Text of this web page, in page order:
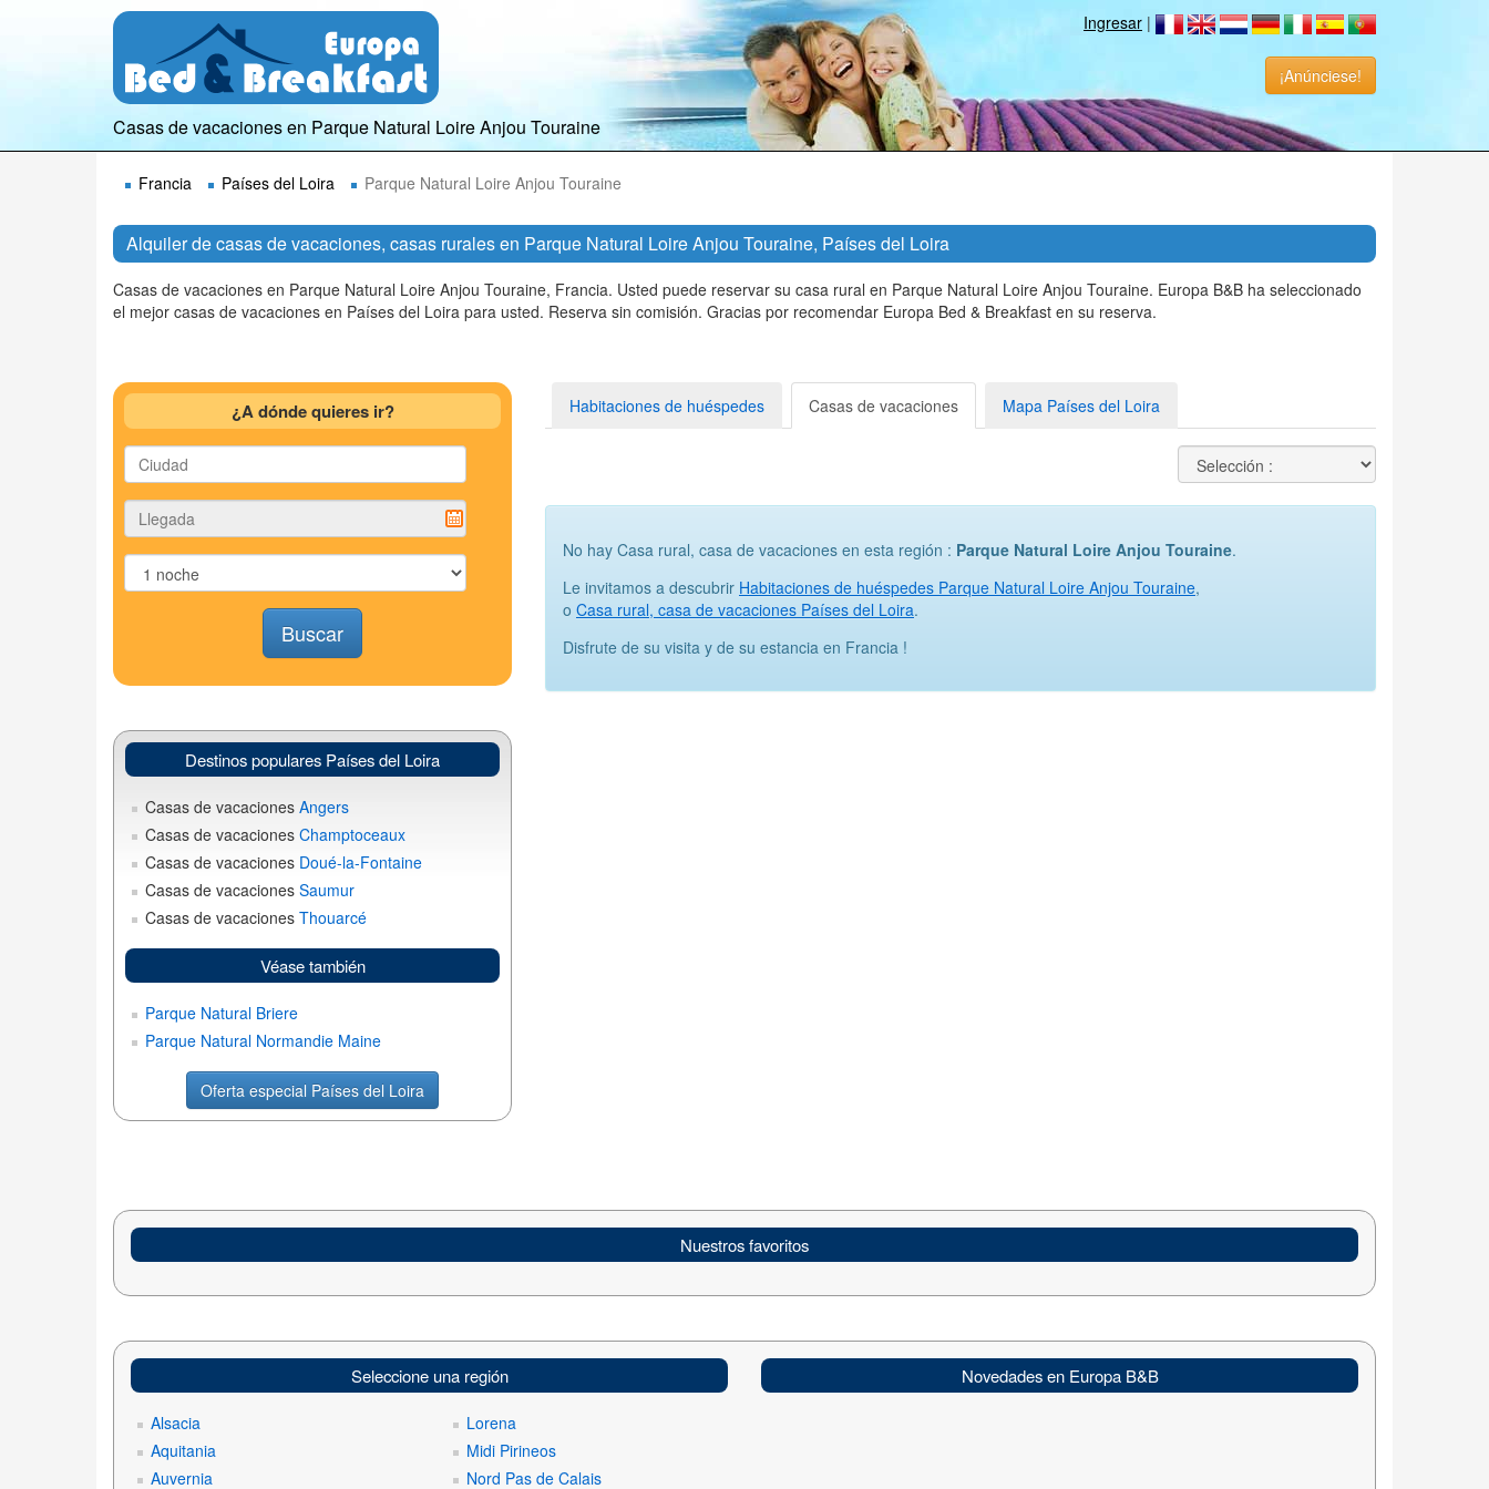
Ingresar |
¡Anúnciese!
Casas de vacaciones en Parque Natural Loire Anjou Touraine
Francia Países del Loira Parque Natural Loire Anjou Touraine
Alquiler de casas de vacaciones, casas rurales en Parque Natural Loire Anjou Touraine, Países del Loira
Casas de vacaciones en Parque Natural Loire Anjou Touraine, Francia. Usted puede reservar su casa rural en Parque Natural Loire Anjou Touraine. Europa B&B ha seleccionado
el mejor casas de vacaciones en Países del Loira para usted. Reserva sin comisión. Gracias por recomendar Europa Bed & Breakfast en su reserva.
¿A dónde quieres ir?
Buscar
Destinos populares Países del Loira
Casas de vacaciones Angers
Casas de vacaciones Champtoceaux
Casas de vacaciones Doué-la-Fontaine
Casas de vacaciones Saumur
Casas de vacaciones Thouarcé
Véase también
Parque Natural Briere
Parque Natural Normandie Maine
Oferta especial Países del Loira
Habitaciones de huéspedes Casas de vacaciones Mapa Países del Loira
No hay Casa rural, casa de vacaciones en esta región : Parque Natural Loire Anjou Touraine.
Le invitamos a descubrir Habitaciones de huéspedes Parque Natural Loire Anjou Touraine,
o Casa rural, casa de vacaciones Países del Loira.
Disfrute de su visita y de su estancia en Francia !
Nuestros favoritos
Seleccione una región
Alsacia
Aquitania
Auvernia
Lorena
Midi Pirineos
Nord Pas de Calais
Novedades en Europa B&B